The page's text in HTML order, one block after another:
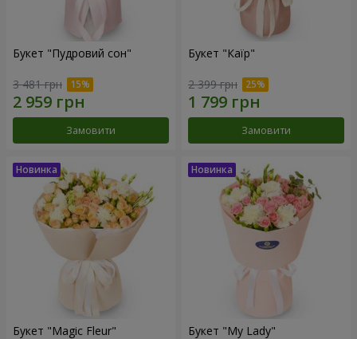
Букет "Пудровий сон"
3 481 грн
Замовити
Букет "Каїр"
2 399 грн
Замовити
Букет "Magic Fleur" Букет "My Lady"